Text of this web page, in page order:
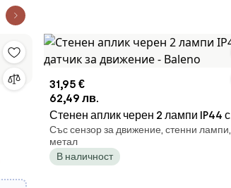
31,95 €
62,49 лв.
Стенен аплик черен 2 лампи IP44 с
датчик за движение - Baleno
Със сензор за движение, стенни лампи,
метал
В наличност